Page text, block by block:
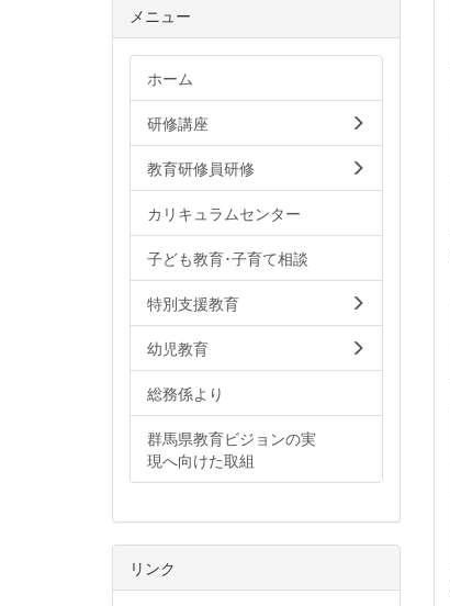
メニュー
ホーム
研修講座
教育研修員研修
カリキュラムセンター
子ども教育･子育て相談
特別支援教育
幼児教育
総務係より
群馬県教育ビジョンの実
現へ向けた取組
リンク